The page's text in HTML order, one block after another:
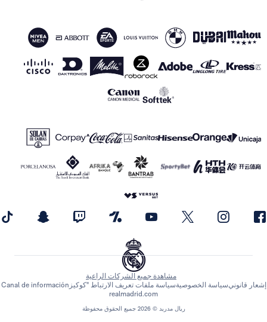
ريال مدريد © 2026 جميع الحقوق محفوظة
مشاهدة جميع الشركات الراعية
إشعار قانونيسياسة الخصوصيةسياسة ملفات تعريف الارتباط "كوكيز Canal de información
realmadrid.com